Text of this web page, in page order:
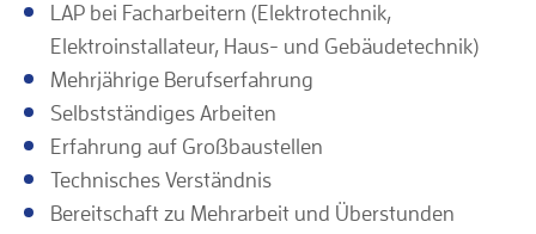
LAP bei Facharbeitern (Elektrotechnik,
Elektroinstallateur, Haus- und Gebäudetechnik)
Mehrjährige Berufserfahrung
Selbstständiges Arbeiten
Erfahrung auf Großbaustellen
Technisches Verständnis
Bereitschaft zu Mehrarbeit und Überstunden